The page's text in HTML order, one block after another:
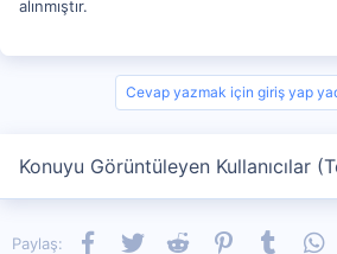
alınmıştır.
Cevap yazmak için giriş yap
Konuyu Görüntüleyen Kullanıcılar
Paylaş: Facebook
TwitterReddit PinterestTumblr